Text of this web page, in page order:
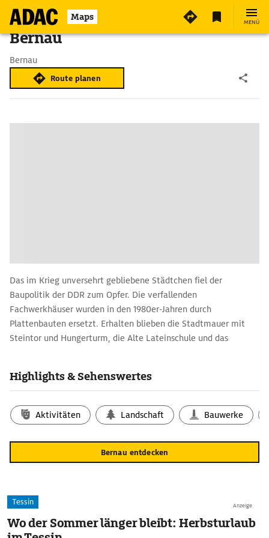
Maps MENÜ
Bernau
Bernau
Route planen
Das im Krieg unversehrt gebliebene Städtchen fiel der
Baupolitik der DDR zum Opfer. Die verfallenden
Fachwerkhäuser wurden in den 1980er-Jahren durch
Plattenbauten ersetzt. Erhalten blieben die Stadtmauer mit
Steintor und Hungerturm, die Alte Lateinschule und das
Flügelaltar. Zeitgenössische Kunst zeigt das private Museum
Highlights & Sehenswertes
Aktivitäten Landschaft Bauwerke
Bernau entdecken
Anzeige
Tessin
Wo der Sommer länger bleibt: Herbsturlaub